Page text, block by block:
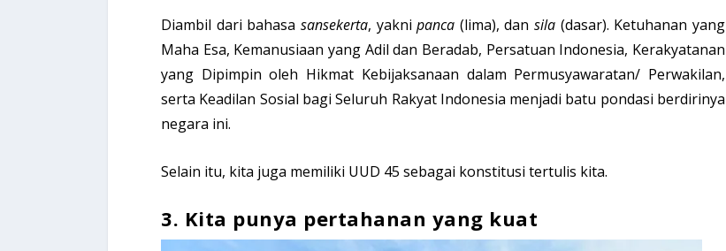
Diambil dari bahasa sansekerta, yaknipanca (lima), dansila (dasar). Ketuhanan yang
Maha Esa, Kemanusiaan yang Adil dan Beradab, Persatuan Indonesia, Kerakyatanan
yang Dipimpin oleh Hikmat Kebijaksanaan dalam Permusyawaratan/ Perwakilan,
serta Keadilan Sosial bagi Seluruh Rakyat Indonesia menjadi batu pondasi berdirinya
negara ini.
Selain itu, kita juga memiliki UUD 45 sebagai konstitusi tertulis kita.
3. Kita punya pertahanan yang kuat